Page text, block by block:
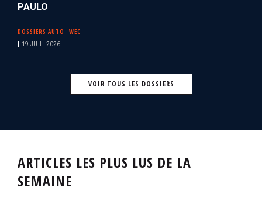
PAULO
DOSSIERS AUTO WEC
19 JUIL. 2026
VOIR TOUS LES DOSSIERS
ARTICLES LES PLUS LUS DE LA
SEMAINE